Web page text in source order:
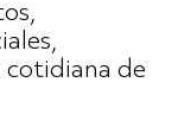
de